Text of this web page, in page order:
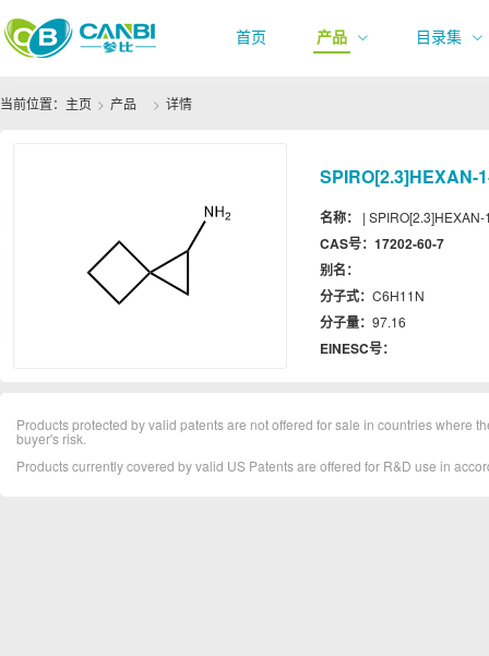
首页 产品 目录集
当前位置： 主页 产品 详情
SPIRO[2.3]HEXAN-
名称： |
CAS号： 17202-60-7
别名：
分子式： C6H11N
分子量： 97.16
EINESC号：
Products protected by valid patents are not offered for sale in countries where
buyer's risk.
Products currently covered by valid US Patents are offered for R&D use in